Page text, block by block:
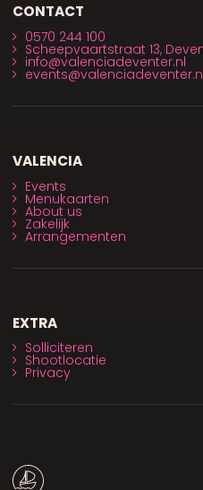
CONTACT
0570 244 100
Scheepvaartstraat 13,
info@valenciadeventer.nl
VALENCIA
Events
Menukaarten
About us
Zakelijk
Arrangementen
EXTRA
Solliciteren
Shootlocatie
Privacy